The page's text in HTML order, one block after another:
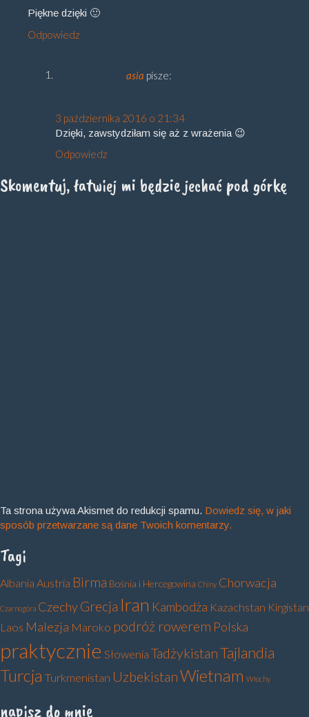
Piękne dzięki 🙂
Odpowiedz
asia pisze:
3 października 2016 o 21:34
Dzięki, zawstydziłam się aż z wrażenia 😉
Odpowiedz
Skomentuj, łatwiej mi będzie jechać pod górkę
Ta strona używa Akismet do redukcji spamu. Dowiedz się, w jaki
sposób przetwarzane są dane Twoich komentarzy.
Tagi
Albania Austria Birma Bośnia i Hercegowina Chiny Chorwacja
Czarnogóra CzechyGrecja Iran Kambodża Kazachstan Kirgistan
Laos Malezja Maroko podróż rowerem Polska
praktycznie Słowenia TadżykistanTajlandia
Turcja Turkmenistan UzbekistanWietnam Włochy
napisz do mnie